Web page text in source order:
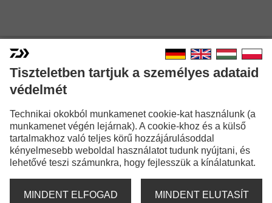
DROPSHOT BOTOK
Tiszteletben tartjuk a személyes adataid
védelmét
Technikai okokból munkamenet cookie-kat használunk (a
munkamenet végén lejárnak). A cookie-khoz és a külső
tartalmakhoz való teljes körű hozzájárulásoddal
kényelmesebb weboldal használatot tudunk nyújtani, és
lehetővé teszi számunkra, hogy fejlesszük a kínálatunkat.
MINDENT ELFOGAD MINDENT ELUTASÍT